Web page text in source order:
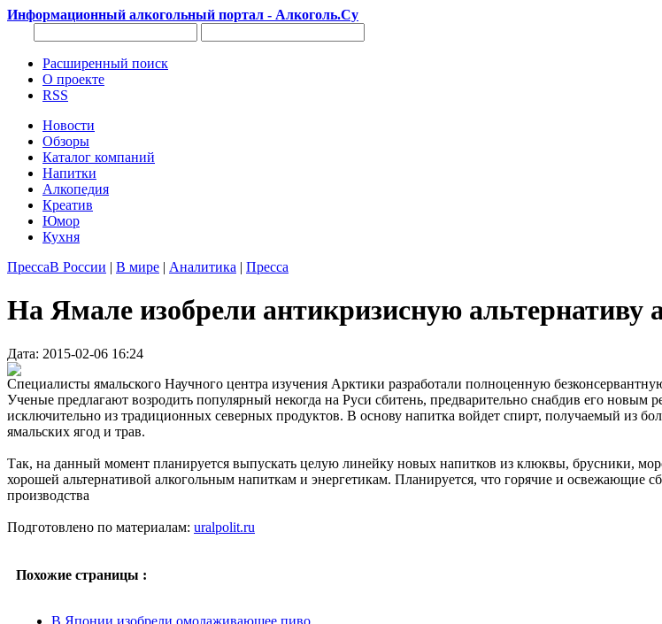
Информационный алкогольный портал - Алкоголь.Су
Расширенный поиск
О проекте
RSS
Новости
Обзоры
Каталог компаний
Напитки
Алкопедия
Креатив
Юмор
Кухня
ПрессаВ России | В мире | Аналитика | Пресса
На Ямале изобрели антикризисную
Дата: 2015-02-06 16:24
Специалисты ямальского Научного центра изучения Арктики разработали полноценную
Ученые предлагают возродить популярный некогда на Руси сбитень, предварительно снабдив его
исключительно из традиционных северных продуктов. В основу напитка войдет спирт, получаемый из
ямальских ягод и трав.
Так, на данный момент планируется выпускать целую линейку новых напитков из клюквы, брусники,
хорошей альтернативой алкогольным напиткам и энергетикам. Планируется, что горячие и освежающие
производства
Подготовлено по материалам: uralpolit.ru
Похожие страницы :
В Японии изобрели омолаживающее пиво